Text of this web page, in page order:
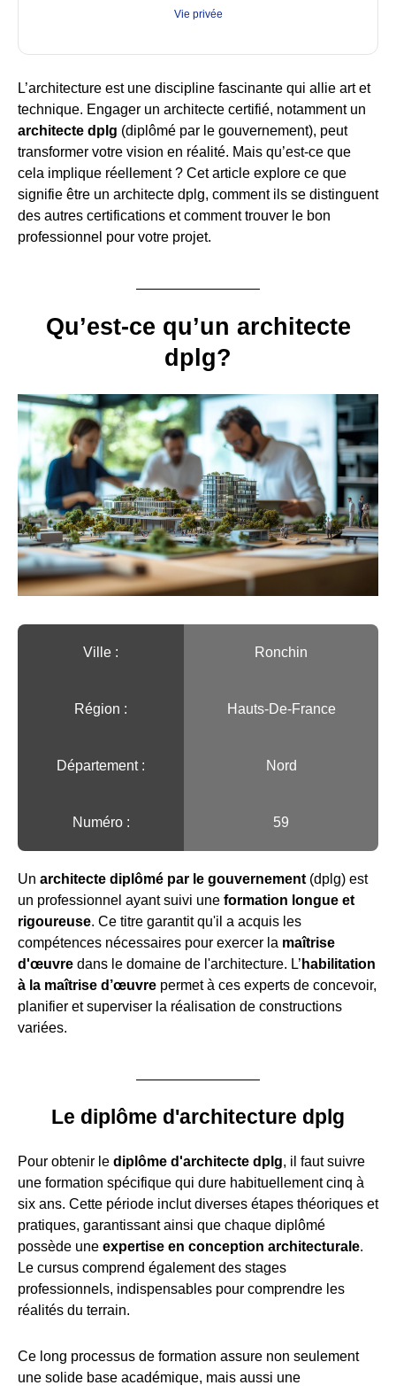
Vie privée
L’architecture est une discipline fascinante qui allie art et
technique. Engager un architecte certifié, notamment un
architecte dplg (diplômé par le gouvernement), peut
transformer votre vision en réalité. Mais qu’est-ce que
cela implique réellement ? Cet article explore ce que
signifie être un architecte dplg, comment ils se distinguent
des autres certifications et comment trouver le bon
professionnel pour votre projet.
Qu’est-ce qu’un architecte
dplg?
Ville :️ Ronchin
Région :️ Hauts-De-France
Département : Nord
Numéro : 59
Un architecte diplômé par le gouvernement (dplg) est
un professionnel ayant suivi une formation longue et
rigoureuse. Ce titre garantit qu'il a acquis les
compétences nécessaires pour exercer la maîtrise
d'œuvre dans le domaine de l'architecture. L’ habilitation
à la maîtrise d’œuvre permet à ces experts de concevoir,
planifier et superviser la réalisation de constructions
variées.
Le diplôme d'architecture dplg
Pour obtenir le diplôme d'architecte dplg, il faut suivre
une formation spécifique qui dure habituellement cinq à
six ans. Cette période inclut diverses étapes théoriques et
pratiques, garantissant ainsi que chaque diplômé
possède une expertise en conception architecturale.
Le cursus comprend également des stages
professionnels, indispensables pour comprendre les
réalités du terrain.
Ce long processus de formation assure non seulement
une solide base académique, mais aussi une